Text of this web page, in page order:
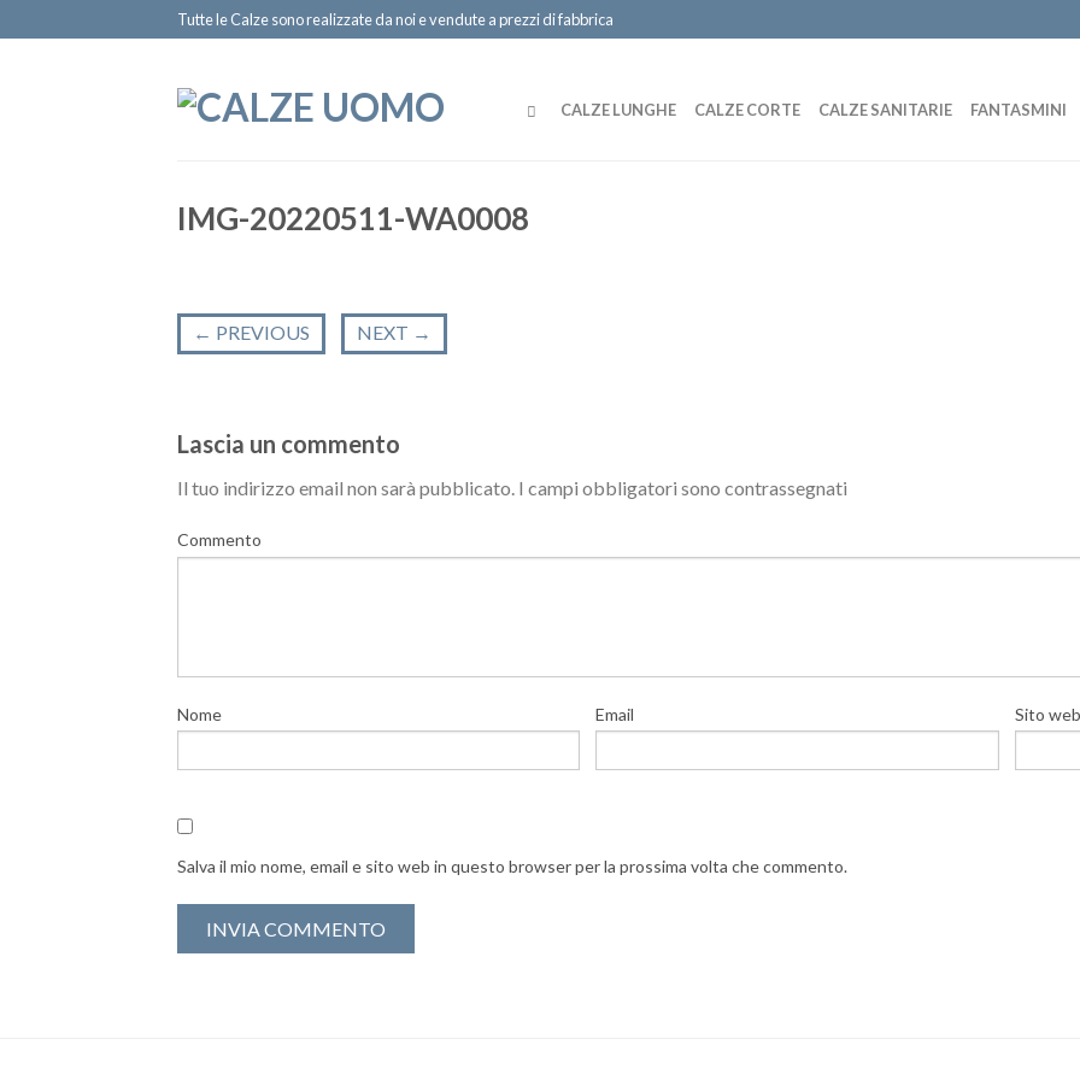
Tutte le Calze sono realizzate da noi e vendute a prezzi di fabbrica
CALZE LUNGHE CALZE CORTE CALZE SANITARIE FANTASMINI
IMG-20220511-WA0008
← PREVIOUS NEXT →
Lascia un commento
Il tuo indirizzo email non sarà pubblicato. I campi obbligatori sono contrassegnati
Commento
Nome Email Sito web
Salva il mio nome, email e sito web in questo browser per la prossima volta che commento.